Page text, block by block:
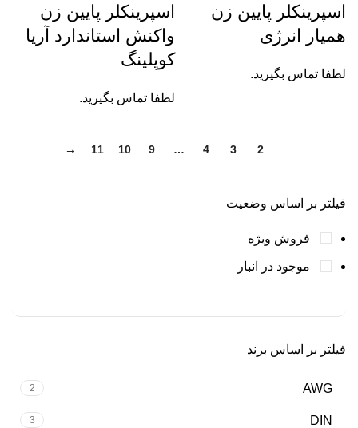
فیلتر بر اساس وضعیت
فروش ویژه
موجود در انبار
فیلتر بر اساس برند
AWG
2
DIN
3
اسپرینکلر پایین زن
همیار انرژی
لطفا تماس بگیرید.
اسپرینکلر پایین زن
واکنش استاندارد آریا
کوپلینگ
لطفا تماس بگیرید.
2
3
4
…
9
10
11
→